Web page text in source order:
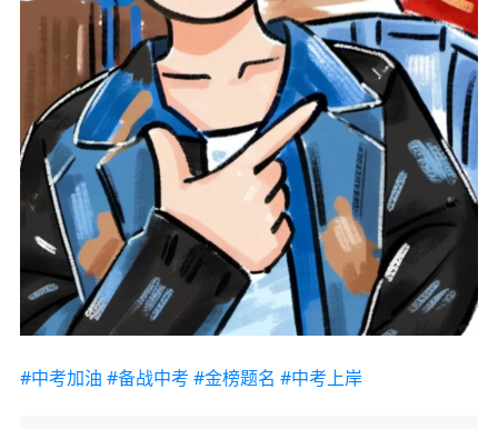
#中考加油 #备战中考 #金榜题名 #中考上岸